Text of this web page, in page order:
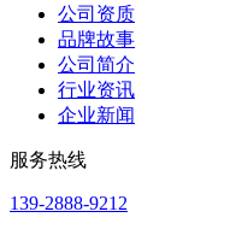
公司资质
品牌故事
公司简介
行业资讯
企业新闻
服务热线
139-2888-9212